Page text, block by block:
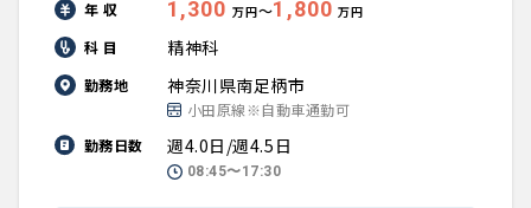
年 収 1,300 万円〜1,800 万円
科 目 精神科
勤務地 神奈川県南足柄市
小田原線※自動車通勤可
勤務日数
週4.0日/週4.5日
08:45〜17:30